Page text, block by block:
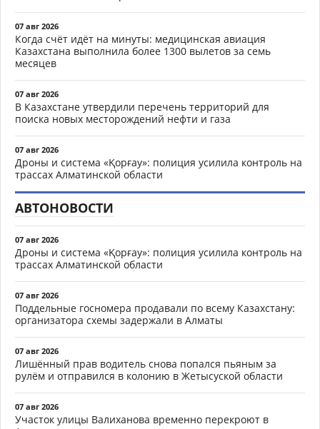
07 авг 2026
Когда счёт идёт на минуты: медицинская авиация
Казахстана выполнила более 1300 вылетов за семь
месяцев
07 авг 2026
В Казахстане утвердили перечень территорий для
поиска новых месторождений нефти и газа
07 авг 2026
Дроны и система «Қорғау»: полиция усилила контроль на
трассах Алматинской области
АВТОНОВОСТИ
07 авг 2026
Дроны и система «Қорғау»: полиция усилила контроль на
трассах Алматинской области
07 авг 2026
Поддельные госномера продавали по всему Казахстану:
организатора схемы задержали в Алматы
07 авг 2026
Лишённый прав водитель снова попался пьяным за
рулём и отправился в колонию в Жетысуской области
07 авг 2026
Участок улицы Валиханова временно перекроют в